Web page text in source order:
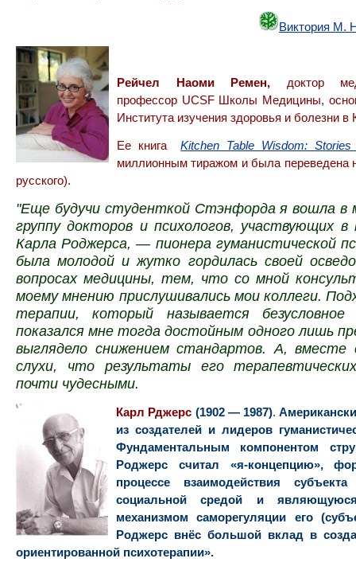
Виктория М.
Рейчел Наоми Ремен, доктор
профессор UCSF Школы Медицины,
Института изучения здоровья и болезни в
Ее книга
Kitchen Table Wisdom:
миллионным тиражом и была переведена
русского).
"Еще будучи студенткой Стэнфорда я вошла в
группу докторов и психологов, участвующих в
Карла Роджерса, — пионера гуманистической
была молодой и жутко гордилась своей
вопросах медицины, тем, что со мной
моему мнению прислушивались мои коллеги.
терапии, который называется
показался мне тогда достойным одного лишь
выглядело снижением стандартов. А,
слухи, что результаты его
почти чудесными.
Карл Рджерс (1902 — 1987).
из создателей и лидеров
Фундаментальным компонентом
Роджерс считал «я-концепцию»,
процессе взаимодействия
социальной средой и
механизмом саморегуляции его
Роджерс внёс большой вклад в
ориентированной психотерапии».